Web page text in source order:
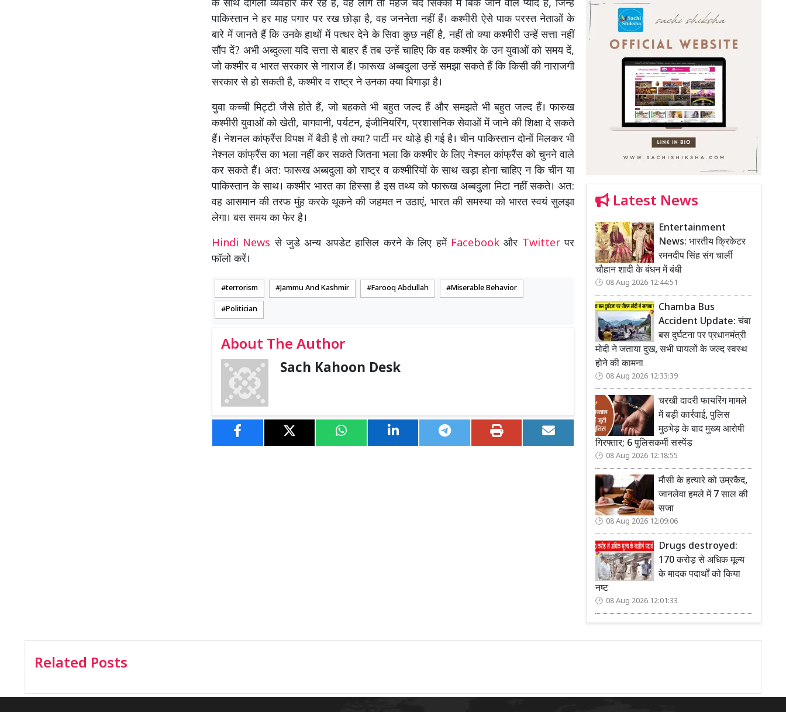
के साथ दोगला व्यवहार कर रहे हैं, वह लोग तो महज चंद सिक्कों में बिक जाने वाले प्यादे हैं, जिन्हें
पाकिस्तान ने हर माह पगार पर रख छोड़ा है, वह जननेता नहीं हैं। कश्मीरी ऐसे पाक परस्त नेताओं के
बारे में जानते हैं कि उनके हाथों में पत्थर देने के सिवा कुछ नहीं है, नहीं तो क्या कश्मीरी उन्हें सत्ता नहीं
सौंप दें? अभी अब्दुल्ला यदि सत्ता से बाहर हैं तब उन्हें चाहिए कि वह कश्मीर के उन युवाओं को समय दें,
जो कश्मीर व भारत सरकार से नाराज हैं। फारूख अब्बदुला उन्हें समझा सकते हैं कि किसी की नाराजगी
सरकार से हो सकती है, कश्मीर व राष्ट्र ने उनका क्या बिगाड़ा है।
युवा कच्ची मिट्टी जैसे होते हैं, जो बहकते भी बहुत जल्द हैं और समझते भी बहुत जल्द हैं। फारुख
कश्मीरी युवाओं को खेती, बागवानी, पर्यटन, इंजीनियरिंग, प्रशासनिक सेवाओं में जाने की शिक्षा दे सकते
हैं। नेशनल कांफ्रैंस विपक्ष में बैठी है तो क्या? पार्टी मर थोड़े ही गई है। चीन पाकिस्तान दोनों मिलकर भी
नेश्नल कांफ्रैंस का भला नहीं कर सकते जितना भला कि कश्मीर के लिए नेश्नल कांफ्रैंस को चुनने वाले
कर सकते हैं। अत: फारूख अब्बदुला को राष्ट्र व कश्मीरियों के साथ खड़ा होना चाहिए न कि चीन या
पाकिस्तान के साथ। कश्मीर भारत का हिस्सा है इस तथ्य को फारूख अब्बदुला मिटा नहीं सकते। अत:
वह आसमान की तरफ मुंह करके थूकने की जहमत न उठाएं, भारत की समस्या को भारत स्वयं सुलझा
लेगा। बस समय का फेर है।
Hindi Newsसे जुडे अन्य अपडेट हासिल करने के लिए हमें Facebookऔर Twitterपर
फॉलो करें।
terrorism Jammu And Kashmir Farooq Abdullah Miserable Behavior
Politician
About The Author
Sach Kahoon Desk
Latest News
Entertainment
News: भारतीय क्रिकेटर
रमनदीप सिंह संग चार्ली
चौहान शादी के बंधन में बंधी
08 Aug 2026 12:44:51
Chamba Bus
Accident Update: चंबा
बस दुर्घटना पर प्रधानमंत्री
मोदी ने जताया दुख, सभी घायलों के जल्द स्वस्थ
होने की कामना
08 Aug 2026 12:33:39
चरखी दादरी फायरिंग मामले
में बड़ी कार्रवाई, पुलिस
मुठभेड़ के बाद मुख्य आरोपी
गिरफ्तार; 6 पुलिसकर्मी सस्पेंड
08 Aug 2026 12:18:55
मौसी के हत्यारे को उम्रकैद,
जानलेवा हमले में 7 साल की
सजा
08 Aug 2026 12:09:06
Drugs destroyed:
170 करोड़ से अधिक मूल्य
के मादक पदार्थों को किया
नष्ट
08 Aug 2026 12:01:33
Related Posts